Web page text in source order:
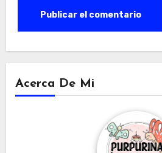
Acerca De Mi